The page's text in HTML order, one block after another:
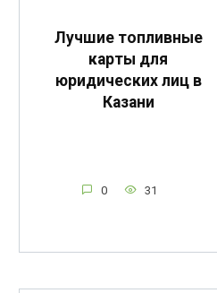
Лучшие топливные
карты для
юридических лиц в
Казани
0 31